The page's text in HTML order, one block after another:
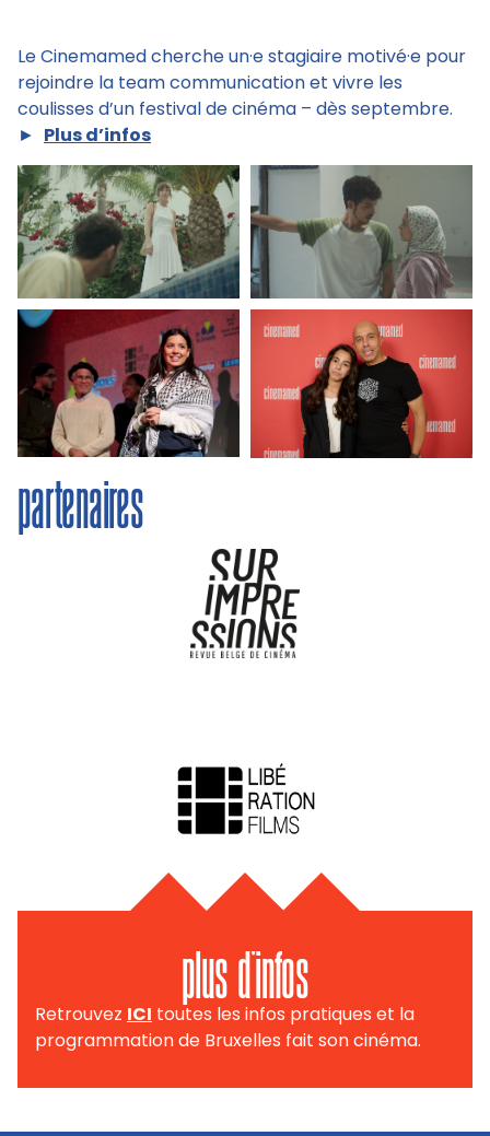
Le Cinemamed cherche un·e stagiaire motivé·e pour
rejoindre la team communication et vivre les
coulisses d’un festival de cinéma – dès septembre.
► Plus d’infos
partenaires
plus d'infos
Retrouvez ICI toutes les infos pratiques et la
programmation de Bruxelles fait son cinéma.